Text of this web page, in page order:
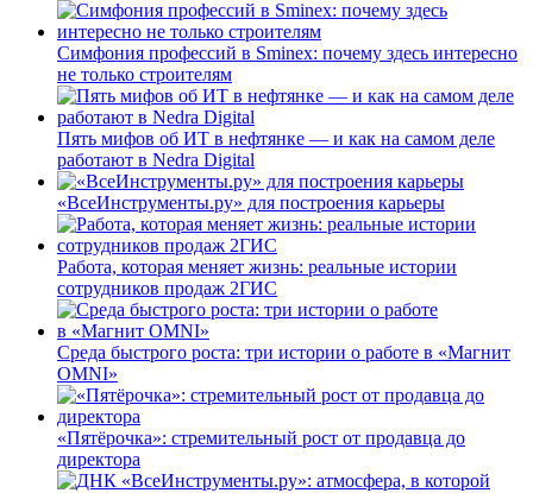
Симфония профессий в Sminex: почему здесь интересно
не только строителям
Пять мифов об ИТ в нефтянке — и как на самом деле
работают в Nedra Digital
«ВсеИнструменты.ру» для построения карьеры
Работа, которая меняет жизнь: реальные истории
сотрудников продаж 2ГИС
Среда быстрого роста: три истории о работе в «Магнит
OMNI»
«Пятёрочка»: стремительный рост от продавца до
директора